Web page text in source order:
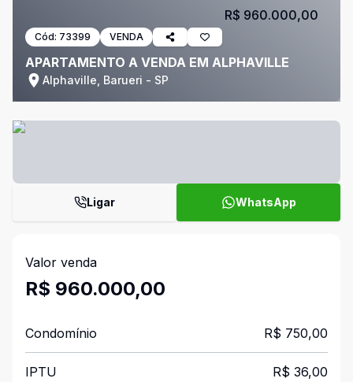
Cód: 73399 VENDA
APARTAMENTO A VENDA EM ALPHAVILLE
Alphaville, Barueri - SP
R$ 960.000,00
Ligar WhatsApp
Valor venda
R$ 960.000,00
Condomínio R$ 750,00
IPTU R$ 36,00